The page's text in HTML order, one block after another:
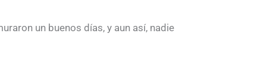
un buenos días, y aun así, nadie